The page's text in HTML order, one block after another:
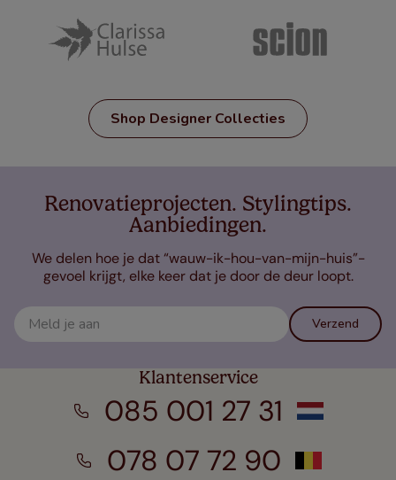
Shop Designer Collecties
Renovatieprojecten. Stylingtips.
Aanbiedingen.
We delen hoe je dat “wauw-ik-hou-van-mijn-huis”-
gevoel krijgt, elke keer dat je door de deur loopt.
Verzend
Klantenservice
085 001 27 31
078 07 72 90